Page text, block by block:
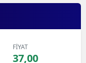
FİYAT
37,00